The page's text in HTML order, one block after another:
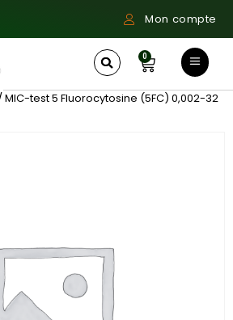
Mon compte
0
MIC-test 5 Fluorocytosine (5FC) 0,002-32